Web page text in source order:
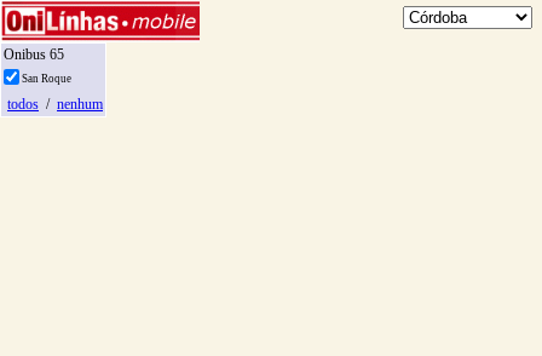
Onibus 65
San Roque
todos / nenhum